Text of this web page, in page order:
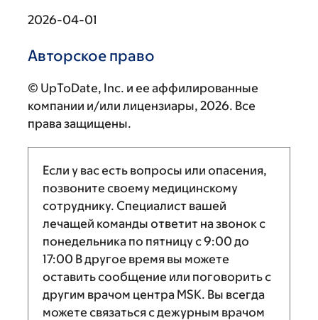
2026-04-01
Авторское право
© UpToDate, Inc. и ее аффилированные
компании и/или лицензиары, 2026. Все
права защищены.
Если у вас есть вопросы или опасения,
позвоните своему медицинскому
сотруднику. Специалист вашей
лечащей команды ответит на звонок с
понедельника по пятницу с9:00 до
17:00 В другое время вы можете
оставить сообщение или поговорить с
другим врачом центра MSK. Вы всегда
можете связаться с дежурным врачом